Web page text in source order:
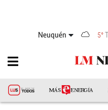
Neuquén 5°